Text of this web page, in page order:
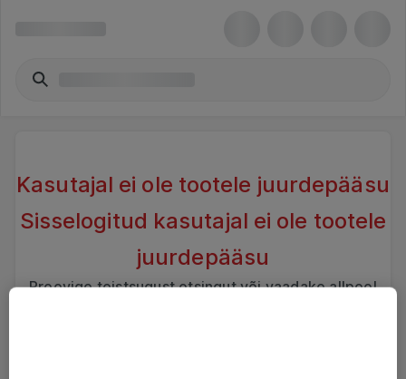
Kasutajal ei ole tootele juurdepääsu
Sisselogitud kasutajal ei ole tootele
juurdepääsu
Proovige teistsugust otsingut või vaadake allpool